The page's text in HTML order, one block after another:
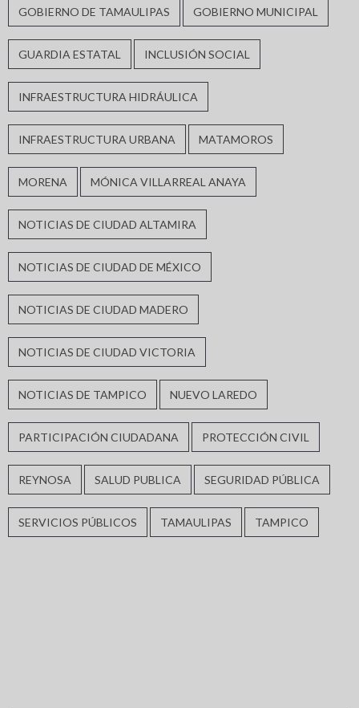
GOBIERNO DE TAMAULIPAS GOBIERNO MUNICIPAL
GUARDIA ESTATAL INCLUSIÓN SOCIAL
INFRAESTRUCTURA HIDRÁULICA
INFRAESTRUCTURA URBANA MATAMOROS
MORENA MÓNICA VILLARREAL ANAYA
NOTICIAS DE CIUDAD ALTAMIRA
NOTICIAS DE CIUDAD DE MÉXICO
NOTICIAS DE CIUDAD MADERO
NOTICIAS DE CIUDAD VICTORIA
NOTICIAS DE TAMPICO NUEVO LAREDO
PARTICIPACIÓN CIUDADANA PROTECCIÓN CIVIL
REYNOSA SALUD PUBLICA SEGURIDAD PÚBLICA
SERVICIOS PÚBLICOS TAMAULIPAS TAMPICO